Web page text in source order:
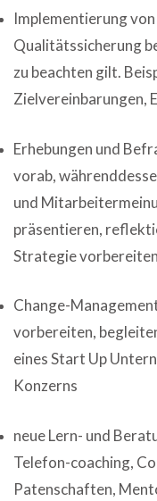
Implementierung
Qualitätssicherung
zu beachten gilt.
Zielvereinbarungen,
Erhebungen und
vorab,
und
präsentieren,
Strategie
Change-
vorbereiten,
eines Start Up
Konzerns
neue Lern- und
Telefon-coaching,
Patenschaften,